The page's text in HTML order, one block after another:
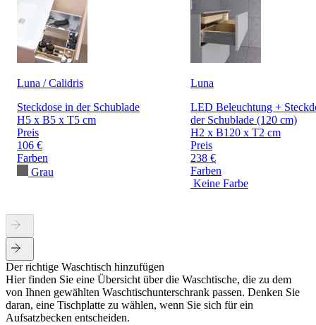
Luna / Calidris
Steckdose in der Schublade
H5 x B5 x T5 cm
Preis
106 €
Farben
Grau
Luna
LED Beleuchtung +
der Schublade (120 cm)
H2 x B120 x T2 cm
Preis
238 €
Farben
Keine Farbe
Der richtige Waschtisch hinzufügen
Hier finden Sie eine Übersicht über die Waschtische, die zu dem
von Ihnen gewählten Waschtischunterschrank passen. Denken Sie
daran, eine Tischplatte zu wählen, wenn Sie sich für ein
Aufsatzbecken entscheiden.